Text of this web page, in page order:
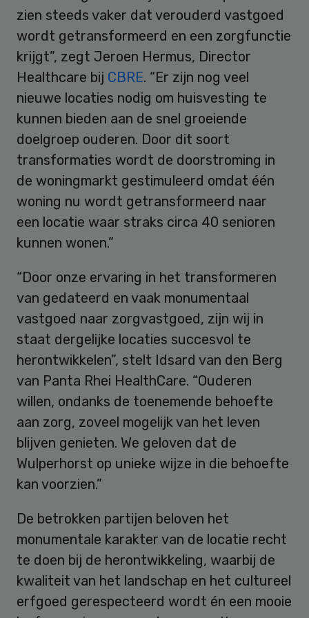
zien steeds vaker dat verouderd vastgoed
wordt getransformeerd en een zorgfunctie
krijgt”, zegt Jeroen Hermus, Director
Healthcare bij CBRE. “Er zijn nog veel
nieuwe locaties nodig om huisvesting te
kunnen bieden aan de snel groeiende
doelgroep ouderen. Door dit soort
transformaties wordt de doorstroming in
de woningmarkt gestimuleerd omdat één
woning nu wordt getransformeerd naar
een locatie waar straks circa 40 senioren
kunnen wonen.”
“Door onze ervaring in het transformeren
van gedateerd en vaak monumentaal
vastgoed naar zorgvastgoed, zijn wij in
staat dergelijke locaties succesvol te
herontwikkelen”, stelt Idsard van den Berg
van Panta Rhei HealthCare. “Ouderen
willen, ondanks de toenemende behoefte
aan zorg, zoveel mogelijk van het leven
blijven genieten. We geloven dat de
Wulperhorst op unieke wijze in die behoefte
kan voorzien.”
De betrokken partijen beloven het
monumentale karakter van de locatie recht
te doen bij de herontwikkeling, waarbij de
kwaliteit van het landschap en het cultureel
erfgoed gerespecteerd wordt én een mooie